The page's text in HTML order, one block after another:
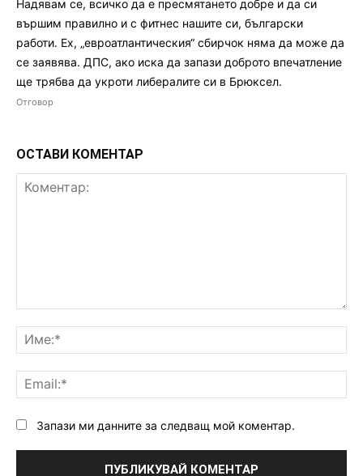
Надявам се, всичко да е пресмятането добре и да си
вършим правилно и с фитнес нашите си, български
работи. Ех, „евроатлантическия“ сбирчок няма да може да
се заявява. ДПС, ако иска да запази доброто впечатление
ще трябва да укроти либералите си в Брюксел.
Отговор
ОСТАВИ КОМЕНТАР
Запази ми данните за следващ мой коментар.